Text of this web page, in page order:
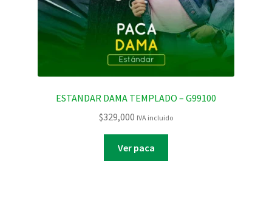
ESTANDAR DAMA TEMPLADO – G99100
$329,000 IVA incluido
Ver paca